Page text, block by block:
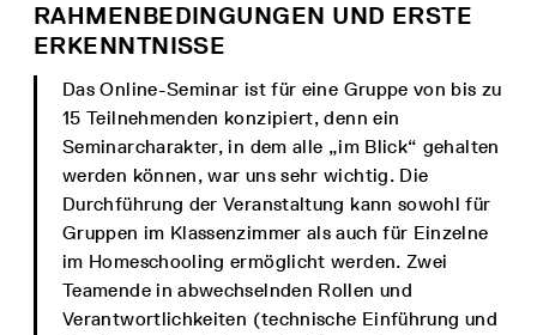
RAHMENBEDINGUNGEN UND ERSTE
ERKENNTNISSE
Das Online-Seminar ist für eine Gruppe von bis zu
15 Teilnehmenden konzipiert, denn ein
Seminarcharakter, in dem alle „im Blick“ gehalten
werden können, war uns sehr wichtig. Die
Durchführung der Veranstaltung kann sowohl für
Gruppen im Klassenzimmer als auch für Einzelne
im Homeschooling ermöglicht werden. Zwei
Teamende in abwechselnden Rollen und
Verantwortlichkeiten (technische Einführung und